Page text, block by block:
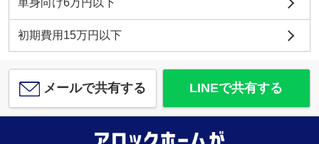
初期費用15万円以下
メールで共有する LINEで共有する